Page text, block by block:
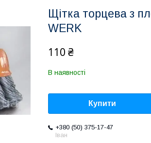
Щітка торцева з
WERK
110 ₴
В наявності
Купити
+380 (50) 375-17-47
Іван